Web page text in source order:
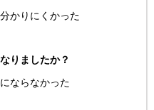
かりにくかった
りましたか？
ならなかった